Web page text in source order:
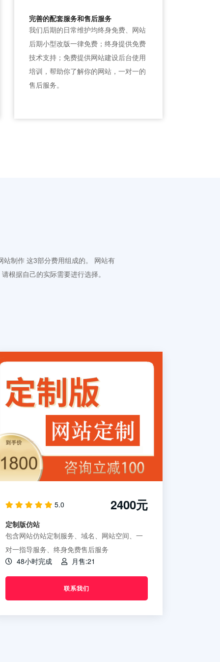
完善的配套服务和售后服务
我们后期的日常维护均终身免费、网站
后期小型改版一律免费；终身提供免费
技术支持；免费提供网站建设后台使用
培训，帮助你了解你的网站，一对一的
售后服务。
制作 这3部分费用组成的。 网站有
根据自己的实际需要进行选择。
5.0 2400元
定制版仿站
包含网站仿站定制服务、域名、网站空间、一
对一指导服务、终身免费售后服务
48小时完成
月售:21
联系我们